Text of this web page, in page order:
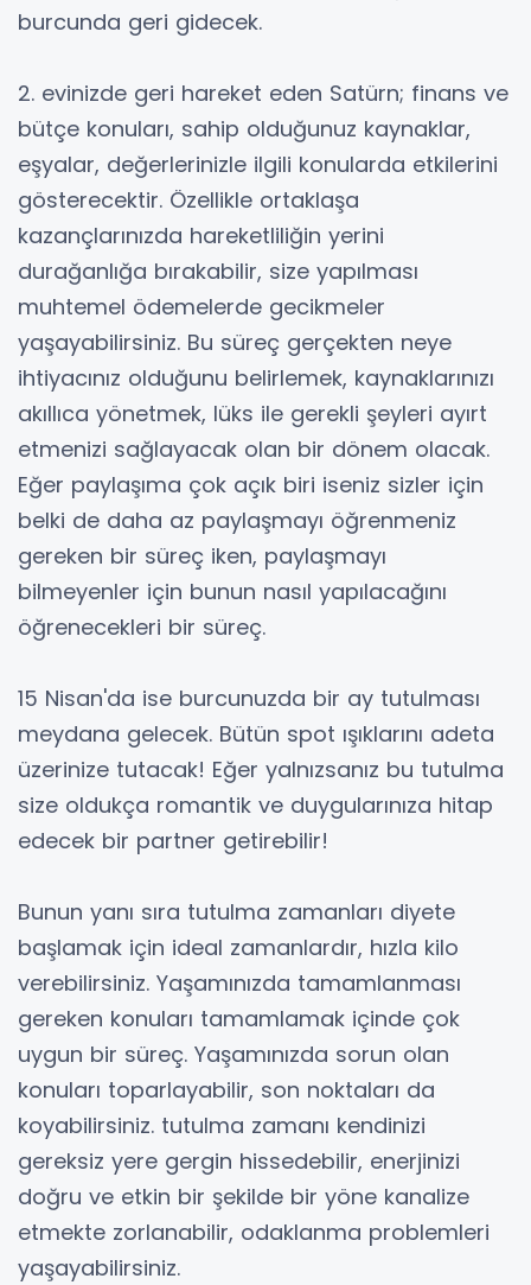
burcunda geri gidecek.
2. evinizde geri hareket eden Satürn; finans ve
bütçe konuları, sahip olduğunuz kaynaklar,
eşyalar, değerlerinizle ilgili konularda etkilerini
gösterecektir. Özellikle ortaklaşa
kazançlarınızda hareketliliğin yerini
durağanlığa bırakabilir, size yapılması
muhtemel ödemelerde gecikmeler
yaşayabilirsiniz. Bu süreç gerçekten neye
ihtiyacınız olduğunu belirlemek, kaynaklarınızı
akıllıca yönetmek, lüks ile gerekli şeyleri ayırt
etmenizi sağlayacak olan bir dönem olacak.
Eğer paylaşıma çok açık biri iseniz sizler için
belki de daha az paylaşmayı öğrenmeniz
gereken bir süreç iken, paylaşmayı
bilmeyenler için bunun nasıl yapılacağını
öğrenecekleri bir süreç.
15 Nisan'da ise burcunuzda bir ay tutulması
meydana gelecek. Bütün spot ışıklarını adeta
üzerinize tutacak! Eğer yalnızsanız bu tutulma
size oldukça romantik ve duygularınıza hitap
edecek bir partner getirebilir!
Bunun yanı sıra tutulma zamanları diyete
başlamak için ideal zamanlardır, hızla kilo
verebilirsiniz. Yaşamınızda tamamlanması
gereken konuları tamamlamak içinde çok
uygun bir süreç. Yaşamınızda sorun olan
konuları toparlayabilir, son noktaları da
koyabilirsiniz. tutulma zamanı kendinizi
gereksiz yere gergin hissedebilir, enerjinizi
doğru ve etkin bir şekilde bir yöne kanalize
etmekte zorlanabilir, odaklanma problemleri
yaşayabilirsiniz.